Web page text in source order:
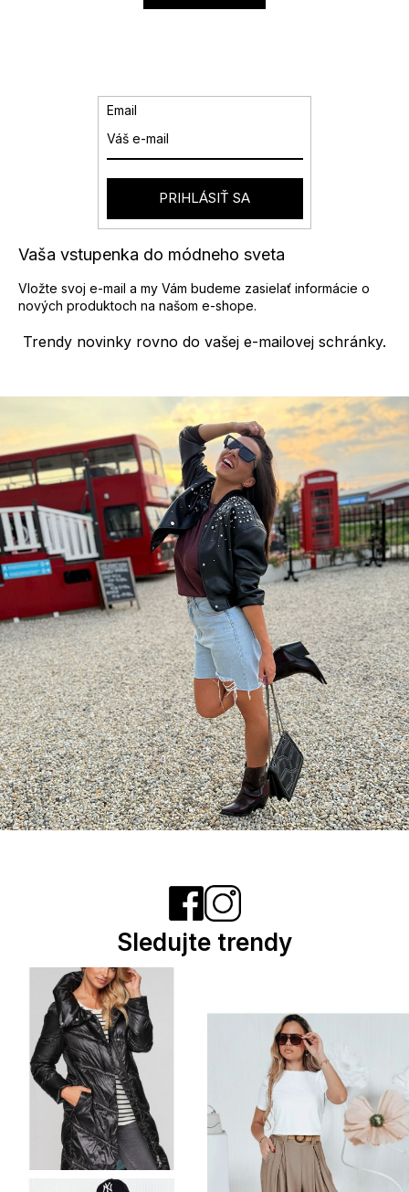
Trendy novinky rovno do vašej e-mailovej schránky.
Vaša vstupenka do módneho sveta
Vložte svoj e-mail a my Vám budeme zasielať informácie o
nových produktoch na našom e-shope.
Email
PRIHLÁSIŤ SA